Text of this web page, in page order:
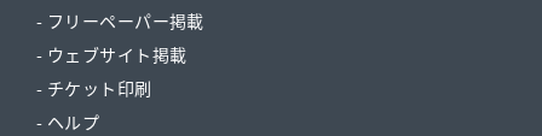
- フリーペーパー掲載
- ウェブサイト掲載
- チケット印刷
- ヘルプ